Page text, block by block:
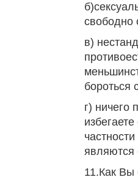
свободно
в)
бороться
г) ничего
являются
11.Как Вы